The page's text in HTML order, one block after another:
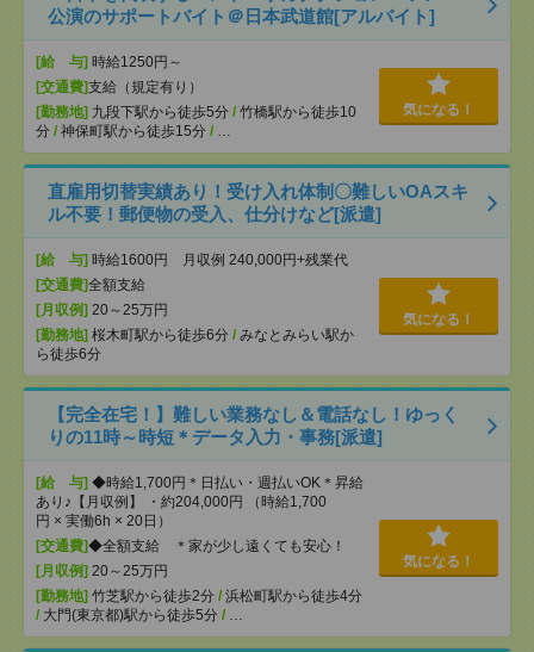
公演のサポートバイト＠日本武道館[アルバイト]
[給 与] 時給1250円～
[交通費]支給（規定有り）
[勤務地] 九段下駅から徒歩5分 / 竹橋駅から徒歩10
分 / 神保町駅から徒歩15分 / …
気になる！
直雇用切替実績あり！受け入れ体制〇難しいOAスキ
ル不要！郵便物の受入、仕分けなど[派遣]
[給 与] 時給1600円 月収例 240,000円+残業代
[交通費]全額支給
[月収例] 20～25万円
[勤務地] 桜木町駅から徒歩6分 / みなとみらい駅か
ら徒歩6分
気になる！
【完全在宅！】難しい業務なし＆電話なし！ゆっく
りの11時～時短＊データ入力・事務[派遣]
[給 与] ◆時給1,700円＊日払い・週払いOK＊昇給
あり♪【月収例】 ・約204,000円 （時給1,700
円 × 実働6h × 20日）
[交通費]◆全額支給 ＊家が少し遠くても安心！
[月収例] 20～25万円
[勤務地] 竹芝駅から徒歩2分 / 浜松町駅から徒歩4分
/ 大門(東京都)駅から徒歩5分 / …
気になる！